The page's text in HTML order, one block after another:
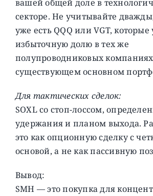
вашей общей доле в
секторе. Не учитывайте
уже есть QQQ или VGT,
избыточную долю в тех же
полупроводниковых
существующем основном
Для тактических сделок:
SOXL со стоп-лоссом,
удержания и планом выхода.
это как опционную сделку с
основой, а не как пассивную
Вывод:
SMH — это покупка для